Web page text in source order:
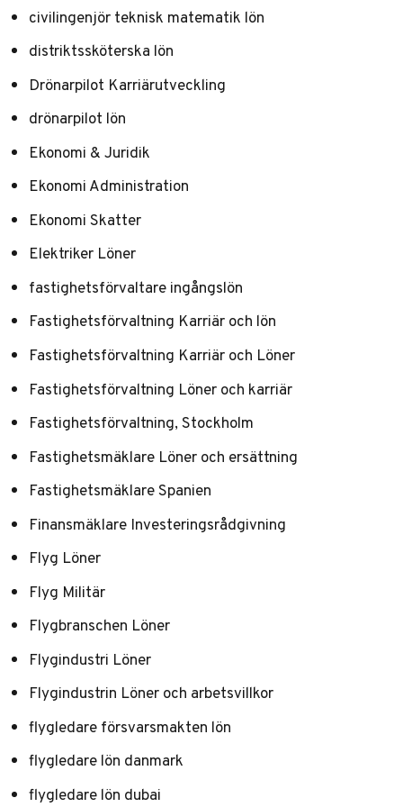
civilingenjör teknisk matematik lön
distriktssköterska lön
Drönarpilot Karriärutveckling
drönarpilot lön
Ekonomi & Juridik
Ekonomi Administration
Ekonomi Skatter
Elektriker Löner
fastighetsförvaltare ingångslön
Fastighetsförvaltning Karriär och lön
Fastighetsförvaltning Karriär och Löner
Fastighetsförvaltning Löner och karriär
Fastighetsförvaltning, Stockholm
Fastighetsmäklare Löner och ersättning
Fastighetsmäklare Spanien
Finansmäklare Investeringsrådgivning
Flyg Löner
Flyg Militär
Flygbranschen Löner
Flygindustri Löner
Flygindustrin Löner och arbetsvillkor
flygledare försvarsmakten lön
flygledare lön danmark
flygledare lön dubai